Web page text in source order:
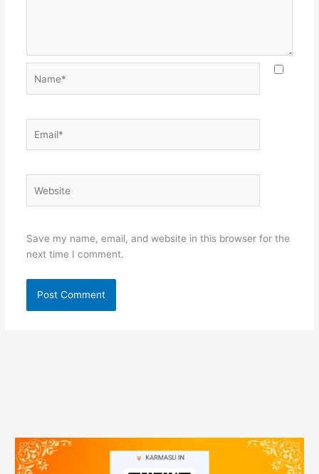
Save my name, email, and website in this browser for the
next time I comment.